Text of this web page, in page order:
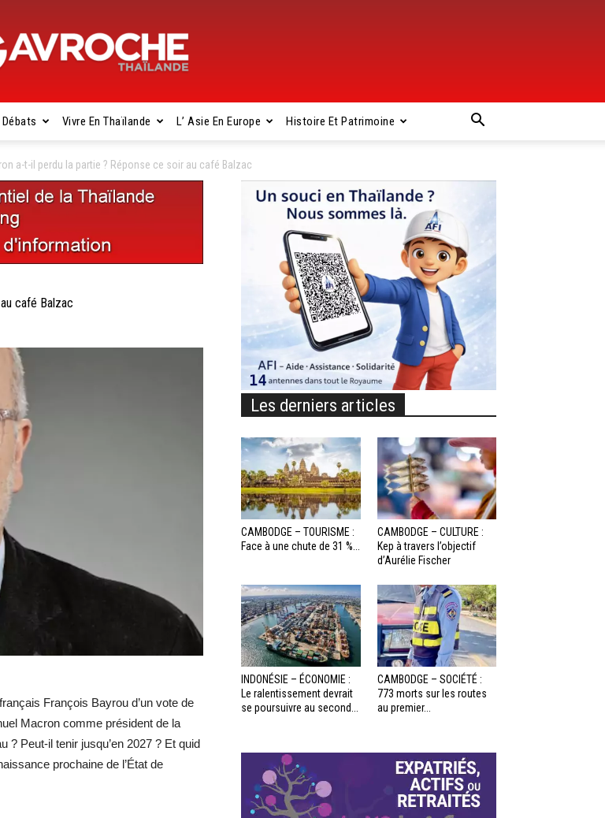
Gavroche
Vivre En Thaïlande L’ Asie En Europe Histoire Et Patrimoine
a-t-il perdu la partie ? Réponse ce soir au café Balzac
café Balzac
François Bayrou d’un vote de
Macron comme président de la
? Peut-il tenir jusqu’en 2027 ? Et quid
prochaine de l’État de
Les derniers articles
CAMBODGE – TOURISME :
Face à une chute de 31 %...
CAMBODGE – CULTURE :
Kep à travers l’objectif
d’Aurélie Fischer
INDONÉSIE – ÉCONOMIE :
Le ralentissement devrait
se poursuivre au second...
CAMBODGE – SOCIÉTÉ :
773 morts sur les routes
au premier...